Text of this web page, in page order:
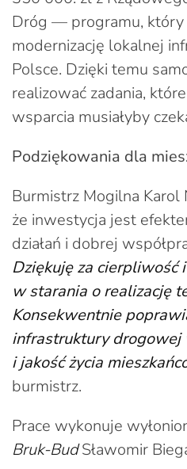
Dróg — programu,
modernizację lokalnej
Polsce. Dzięki temu
realizować zadania,
wsparcia musiałyby
Podziękowania dla
Burmistrz Mogilna
że inwestycja jest
działań i dobrej
Dziękuję za cierpliwość
w starania o realizację
Konsekwentnie
infrastruktury drogowej
i jakość życia
burmistrz.
Prace wykonuje
Bruk-BudSławomir